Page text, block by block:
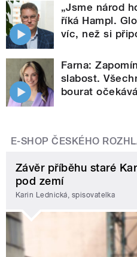
„Jsme národ
říká Hampl.
víc, než si
Farna:
slabost.
bourat
E-SHOP ČESKÉHO
Závěr příběhu staré
pod zemí
Karin Lednická, spisovatelka